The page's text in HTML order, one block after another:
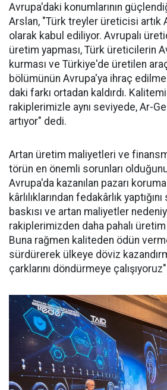
Avrupa'daki konumlarının
Arslan, "Türk treyler üreticisi artık
ola­rak kabul ediliyor. Avrupalı
üre­tim yapması, Türk üreticilerin
kurması ve Türkiye'de üreti­len
bölümünün Avru­pa'ya ihraç
daki farkı ortadan kaldırdı.
ra­kiplerimizle aynı seviyede, Ar-Ge
ar­tıyor" dedi.
Artan üretim ma­liyetleri ve
törün en önemli sorunları
Avrupa'da kazanılan pazarı
kârlılıklarından fe­dakârlık
baskısı ve artan maliyetler
rakiplerimiz­den daha pahalı
Buna rağmen kaliteden ödün
sürdüre­rek ülkeye döviz
çarklarını döndürmeye